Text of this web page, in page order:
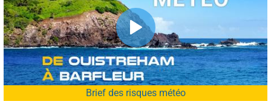
Brief des risques météo